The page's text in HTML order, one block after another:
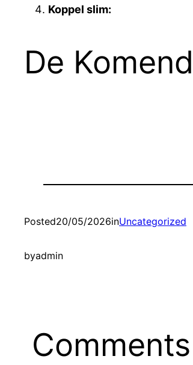
Koppel slim:
De
Posted20/05/2026inUncategorized
byadmin
Comments